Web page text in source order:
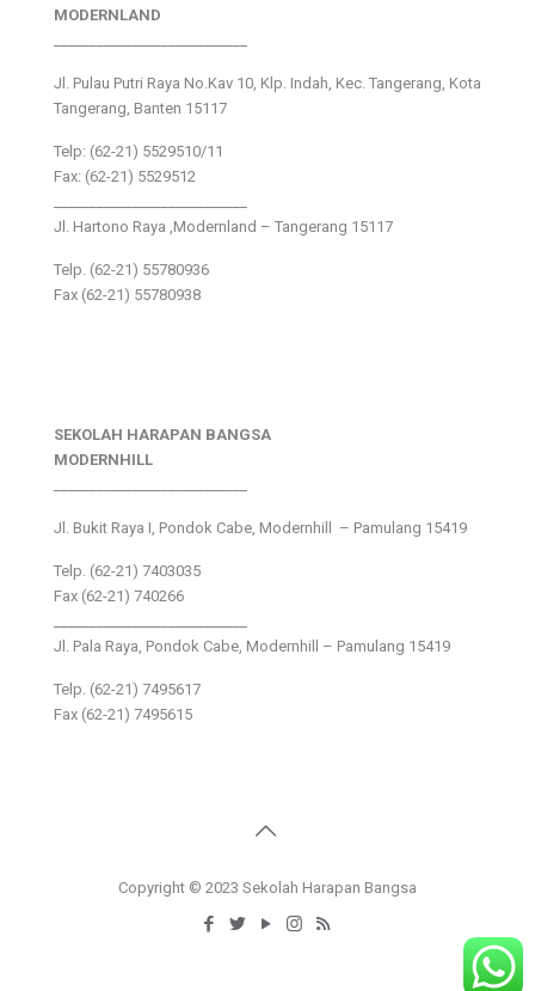
MODERNLAND
Jl. Pulau Putri Raya No.Kav 10, Klp. Indah, Kec. Tangerang, Kota
Tangerang, Banten 15117
Telp: (62-21) 5529510/11
Fax: (62-21) 5529512
Jl. Hartono Raya ,Modernland – Tangerang 15117
Telp. (62-21) 55780936
Fax (62-21) 55780938
SEKOLAH HARAPAN BANGSA
MODERNHILL
Jl. Bukit Raya I, Pondok Cabe, Modernhill – Pamulang 15419
Telp. (62-21) 7403035
Fax (62-21) 740266
Jl. Pala Raya, Pondok Cabe, Modernhill – Pamulang 15419
Telp. (62-21) 7495617
Fax (62-21) 7495615
Copyright © 2023 Sekolah Harapan Bangsa